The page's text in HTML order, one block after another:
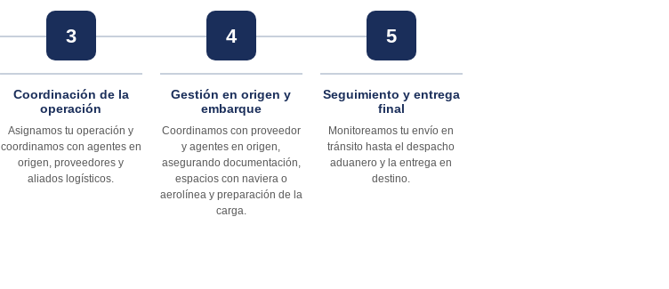
3
Coordinación de la
operación
Asignamos tu operación y
coordinamos con agentes en
origen, proveedores y
aliados logísticos.
4
Gestión en origen y
embarque
Coordinamos con proveedor
y agentes en origen,
asegurando documentación,
espacios con naviera o
aerolínea y preparación de la
carga.
5
Seguimiento y entrega
final
Monitoreamos tu envío en
tránsito hasta el despacho
aduanero y la entrega en
destino.